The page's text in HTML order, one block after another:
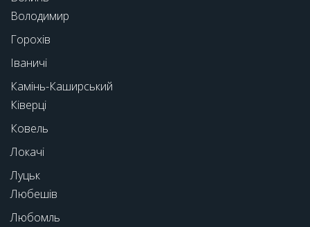
Володимир
Горохів
Іваничі
Камінь-Каширський
Ківерці
Ковель
Локачі
Луцьк
Любешів
Любомль